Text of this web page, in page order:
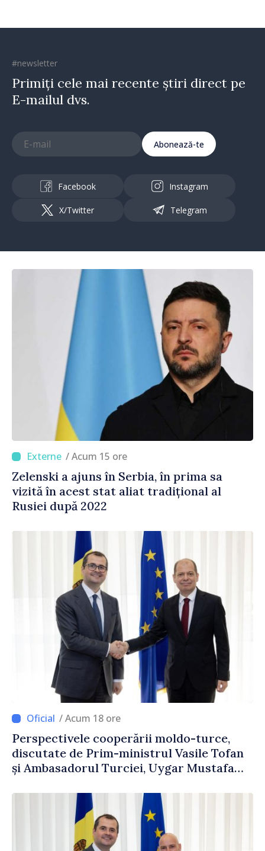
#newsletter
Primiți cele mai recente știri direct pe
E-mailul dvs.
Abonează-te
Facebook Instagram
X/Twitter Telegram
/ Acum 15 ore
Zelenski a ajuns în Serbia, în prima sa
vizită în acest stat aliat tradițional al
Rusiei după 2022
/ Acum 18 ore
Perspectivele cooperării moldo-turce,
discutate de Prim-ministrul Vasile Tofan
și Ambasadorul Turciei, Uygar Mustafa